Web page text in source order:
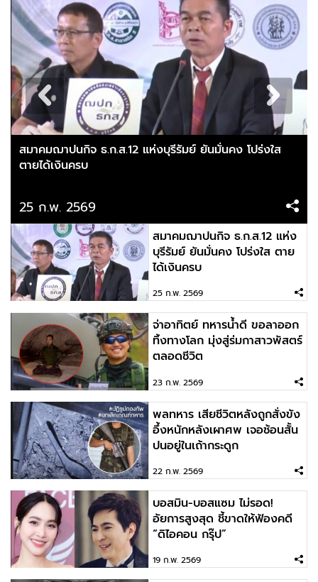
2026-02-18 11:18:50
ใบไม้ยังร่วง นับประสาอะไรกับคนง่วงอย่างเรา
Model: Nene Shida
2026-02-17 09:17:14
“มูนี เหอ” เช็กอินภูเขาทอง! ว่าที่สะใภ้ไทยไหว้พระเอา
ฤกษ์เอาชัย ก่อนลุยศึก Honda LPGA Thailand
รักนะ 💝💘 IG: jenjira_jj_
2026-02-14 09:34:22
ไม่มีหรอก เราชนะ มีแต่เราชอบนะ เธอชอบมั้ย Model:
Jang Joo
2026-02-13 08:16:22
หนังโปรดของเรา คือหนังหน้าของคุณไง IG:
kkkkattt.t
2026-02-12 08:57:00
สดุดีวีรกรรม "ผอ.ศศิพัชร สินสโมสร" ยอมเป็นตัว
ประกันจนถูกยิง ปกป้องชีวิตนักเรียน
2026-02-11 09:25:17
หนังที่ดีที่สุด ยกให้หนังไก่ทอด Model: Yuka
Ogura
สมาคมฌาปนกิจ ธ.ก.ส.12 แห่งบุรีรัมย์ ยันมั่นคง โปร่งใส
ตายได้เงินครบ
25 ก.พ. 2569
สมาคมฌาปนกิจ ธ.ก.ส.12 แห่ง
บุรีรัมย์ ยันมั่นคง โปร่งใส ตาย
ได้เงินครบ
25 ก.พ. 2569
จ่าอาทิตย์ ทหารน้ำดี ขอลาออก
ทิ้งทางโลก มุ่งสู่ร่มกาสาวพัสตร์
ตลอดชีวิต
23 ก.พ. 2569
พลทหาร เสียชีวิตหลังถูกสั่งขัง
อึ้งหนักหลังเผาศพ เจอช้อนสั้น
ปนอยู่ในเถ้ากระดูก
22 ก.พ. 2569
บอสมิน-บอสแซม ไม่รอด!
อัยการสูงสุด ชี้ขาดให้ฟ้องคดี
“ดิไอคอน กรุ๊ป”
19 ก.พ. 2569